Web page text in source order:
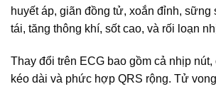
huyết áp, giãn đồng tử, xoắn đỉnh, sững
tái, tăng thông khí, sốt cao, và rối loạn
Thay đổi trên ECG bao gồm cả nhịp
kéo dài và phức hợp QRS rộng. Tử